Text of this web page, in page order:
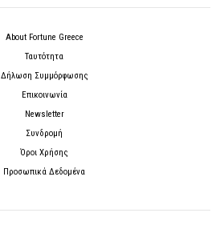
About Fortune Greece
Ταυτότητα
Δήλωση Συμμόρφωσης
Επικοινωνία
Newsletter
Συνδρομή
Όροι Χρήσης
Προσωπικά Δεδομένα